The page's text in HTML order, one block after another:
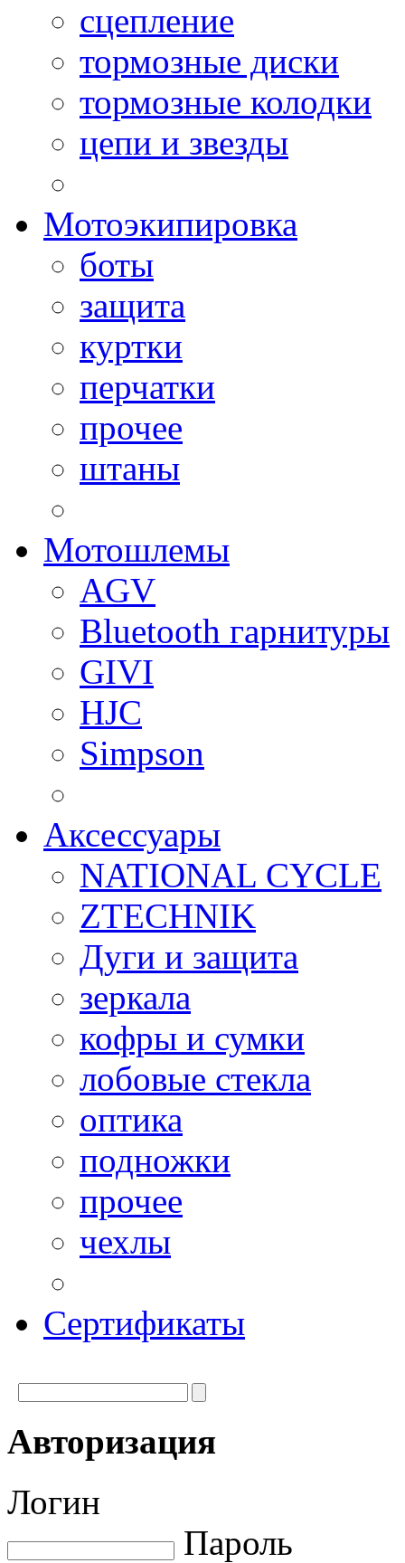
сцепление
тормозные диски
тормозные колодки
цепи и звезды
Мотоэкипировка
боты
защита
куртки
перчатки
прочее
штаны
Мотошлемы
AGV
Bluetooth гарнитуры
GIVI
HJC
Simpson
Аксессуары
NATIONAL CYCLE
ZTECHNIK
Дуги и защита
зеркала
кофры и сумки
лобовые стекла
оптика
подножки
прочее
чехлы
Сертификаты
Авторизация
Логин
Пароль